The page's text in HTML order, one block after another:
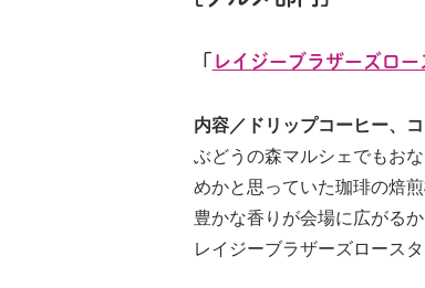
レイジーブラザーズロー
内容／ドリップコーヒー、
ぶどうの森マルシェでもお
めかと思っていた珈琲の焙
豊かな香りが会場に広がる
レイジーブラザーズロース